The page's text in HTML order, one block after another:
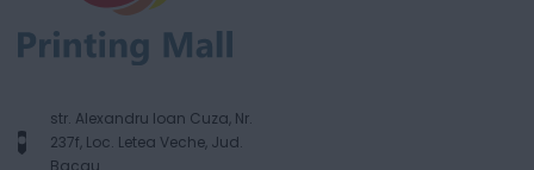
str. Alexandru Ioan Cuza, Nr.
237f, Loc. Letea Veche, Jud.
Bacau